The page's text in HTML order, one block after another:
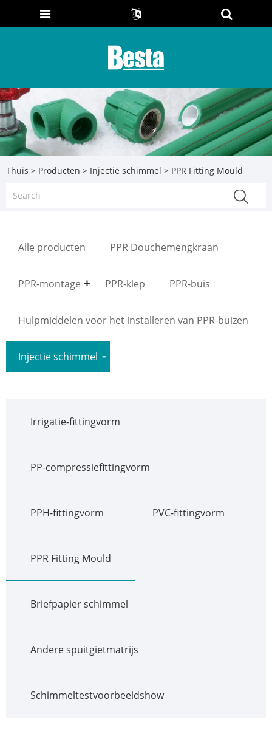
Thuis > Producten > Injectie schimmel > PPR Fitting Mould
Alle producten PPR Douchemengkraan
PPR-montage PPR-klep PPR-buis
Hulpmiddelen voor het installeren van PPR-buizen
Injectie schimmel
Irrigatie-fittingvorm
PP-compressiefittingvorm
PPH-fittingvorm PVC-fittingvorm
PPR Fitting Mould
Briefpapier schimmel
Andere spuitgietmatrijs
Schimmeltestvoorbeeldshow